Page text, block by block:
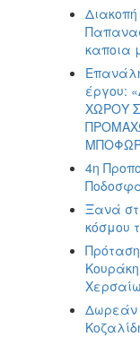
καποια
έργου:
ΧΩΡΟΥ
4η
Ξανά
κόσμου
Δωρεάν